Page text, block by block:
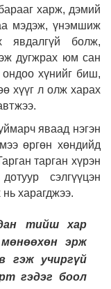
харж, дэмий
мэдэж, үнэмшиж
явдалгүй болж,
дугжрах юм сан
хүнийг биш,
хүүг л олж харах
яваад нэгэн
өргөн хөндийд
тарган хүрэн
сэлгүүцэн
харагджээ.
тийш хар
эрж
гэж учиргүй
гэдэг боол